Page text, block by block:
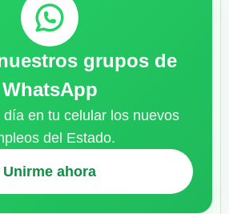
grupos de
WhatsApp
día en tu celular los nuevos
del Estado.
Unirme ahora